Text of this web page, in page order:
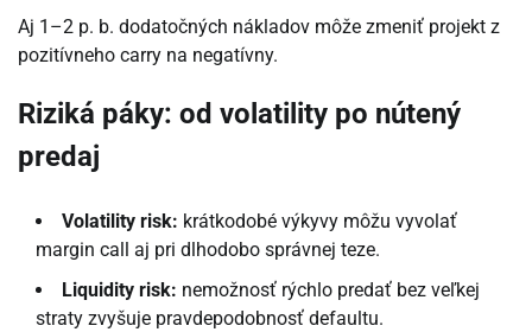
Aj 1–2 p. b. dodatočných nákladov môže zmeniť projekt z
pozitívneho carry na negatívny.
Riziká páky: od volatility po nútený
predaj
Volatility risk: krátkodobé výkyvy môžu vyvolať
margin call aj pri dlhodobo správnej teze.
Liquidity risk: nemožnosť rýchlo predať bez veľkej
straty zvyšuje pravdepodobnosť defaultu.